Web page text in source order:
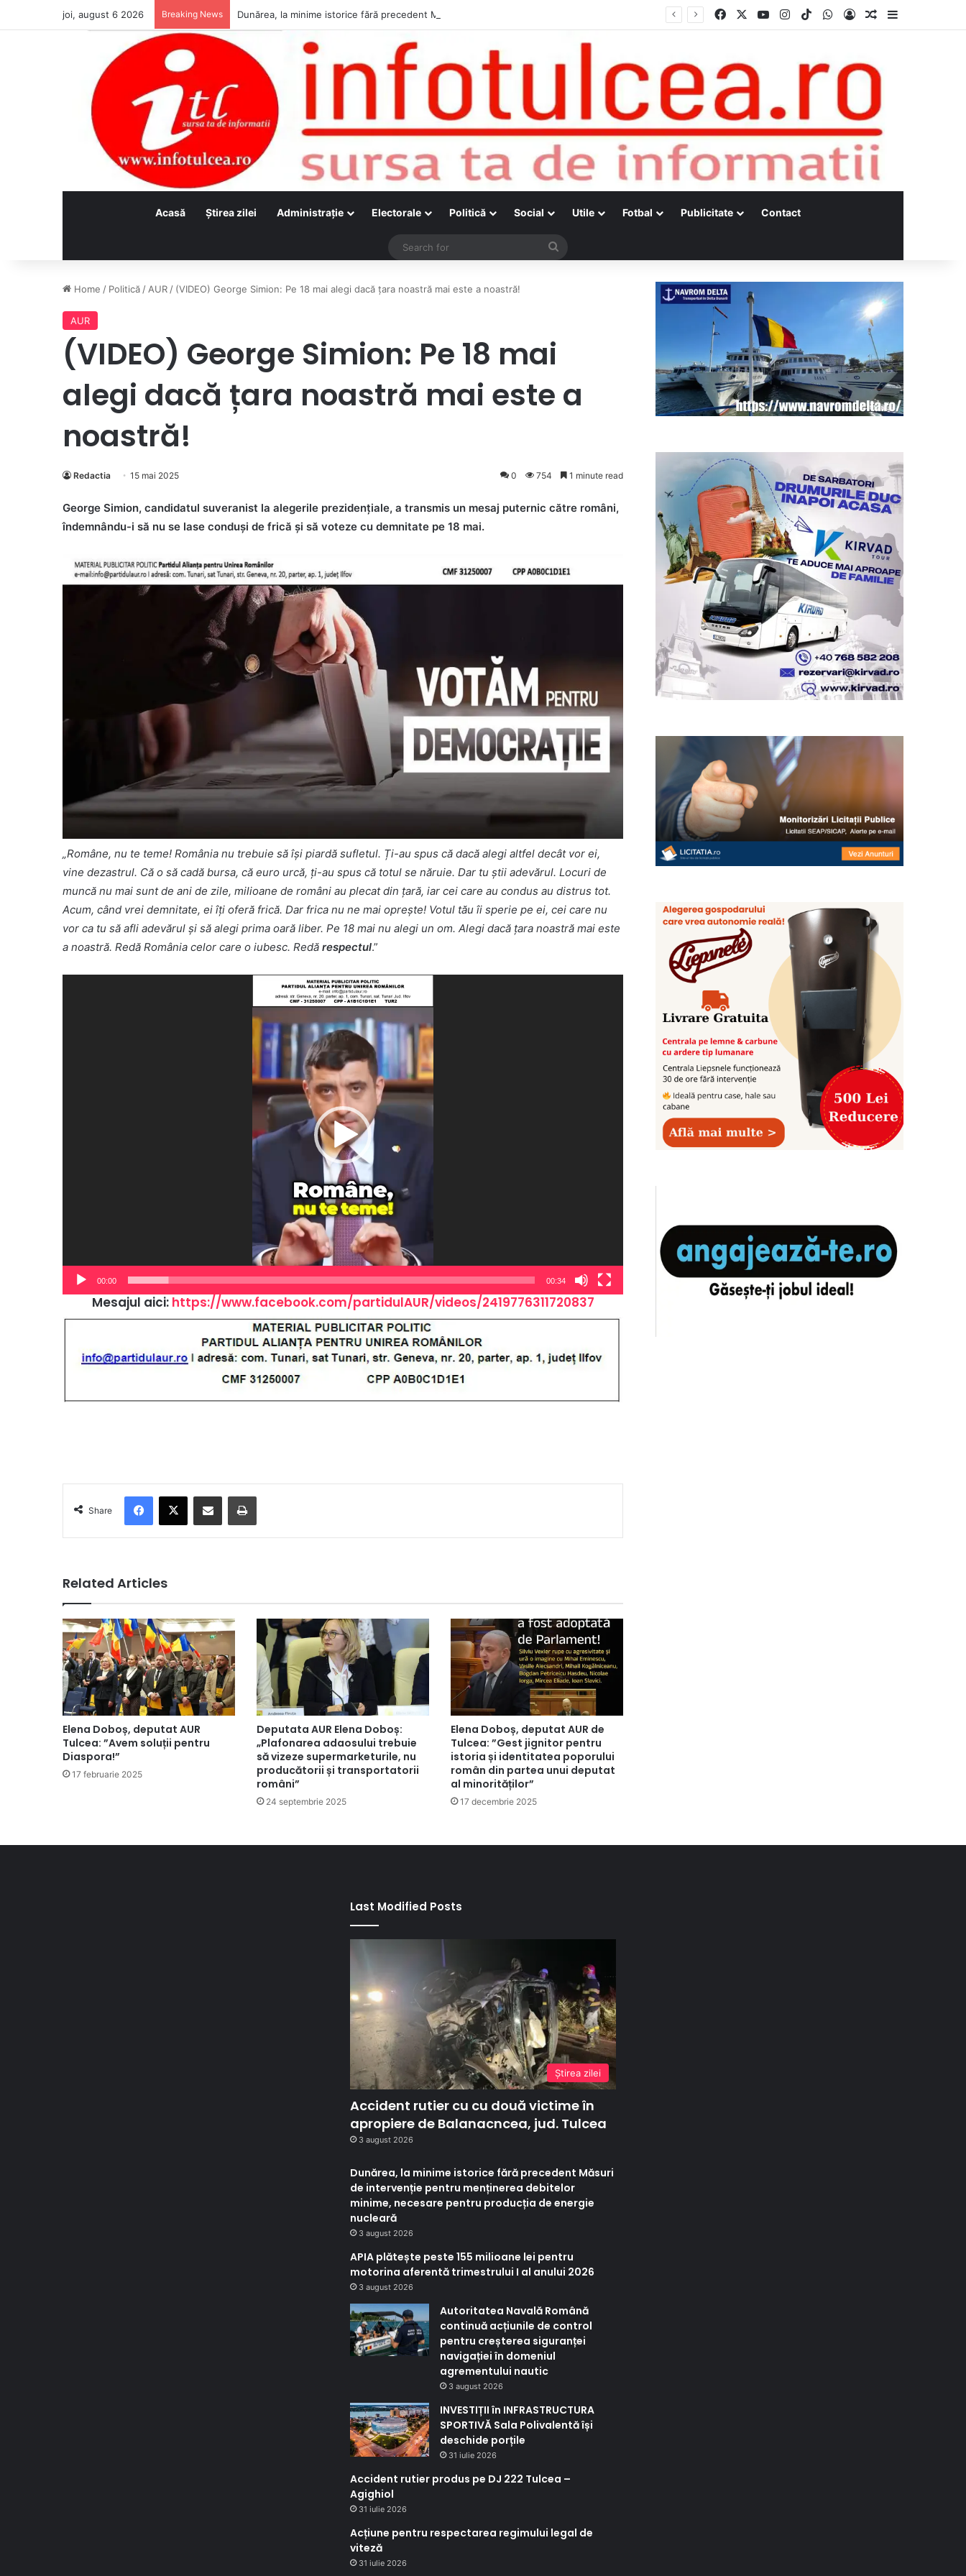
joi, august 6 2026 Breaking News Facebook YouTubeInstagram
TikTokWhatsApp
Log InRandom Article
Acasă Ştirea zilei Administraţie Electorale Politică Social Utile Fotbal Publicitate Contact
Search
Home / Politică/AUR/ (VIDEO) George Simion: Pe 18 mai alegi dacă țara noastră mai este a noastră!
AUR
(VIDEO) George Simion: Pe 18 mai
alegi dacă țara noastră mai este a
noastră!
Redactia 15 mai 2025 0 754 1 minute read
George Simion, candidatul suveranist la alegerile prezidențiale, a transmis un mesaj puternic către români,
îndemnându-i să nu se lase conduși de frică și să voteze cu demnitate pe 18 mai.
„Române, nu te teme! România nu trebuie să își piardă sufletul. Ți-au spus că dacă alegi altfel decât vor ei,
vine dezastrul. Că o să cadă bursa, că euro urcă, ți-au spus că totul se năruie. Dar tu știi adevărul. Locuri de
muncă nu mai sunt de ani de zile, milioane de români au plecat din țară, iar cei care au condus au distrus tot.
Acum, când vrei demnitate, ei îți oferă frică. Dar frica nu ne mai oprește! Votul tău îi sperie pe ei, cei care nu
vor ca tu să afli adevărul și să alegi prima oară liber. Pe 18 mai nu alegi un om. Alegi dacă țara noastră mai este
a noastră. Redă România celor care o iubesc. Redă respectul.”
00:00 00:34
Mesajul aici: https://www.facebook.com/partidulAUR/videos/2419776311720837
Share
Related Articles
Elena Doboș, deputat AUR
Tulcea: ”Avem soluții pentru
Diaspora!”
17 februarie 2025
Deputata AUR Elena Doboș:
„Plafonarea adaosului trebuie
să vizeze supermarketurile, nu
producătorii și transportatorii
români”
24 septembrie 2025
Elena Doboș, deputat AUR de
Tulcea: ”Gest jignitor pentru
istoria și identitatea poporului
român din partea unui deputat
al minorităților”
17 decembrie 2025
Last Modified Posts
Ştirea zilei
Accident rutier cu cu două victime în
apropiere de Balanacncea, jud. Tulcea
3 august 2026
Dunărea, la minime istorice fără precedent Măsuri
de intervenție pentru menținerea debitelor
minime, necesare pentru producția de energie
nucleară
3 august 2026
APIA plătește peste 155 milioane lei pentru
motorina aferentă trimestrului I al anului 2026
3 august 2026
Autoritatea Navală Română
continuă acțiunile de control
pentru creșterea siguranței
navigației în domeniul
agrementului nautic
3 august 2026
INVESTIȚII în INFRASTRUCTURA
SPORTIVĂ Sala Polivalentă își
deschide porțile
31 iulie 2026
Accident rutier produs pe DJ 222 Tulcea –
Agighiol
31 iulie 2026
Acțiune pentru respectarea regimului legal de
viteză
31 iulie 2026